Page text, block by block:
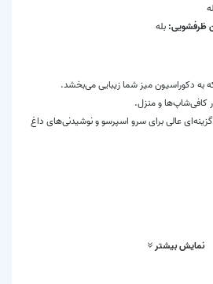
ظرفشویی: بله
دکوراسیون میز شما زیبایی می‌بخشد.
کافی‌شاپ‌ها و منزل.
عالی برای سرو اسپرسو و نوشیدنی‌های داغ
نمایش بیشتر